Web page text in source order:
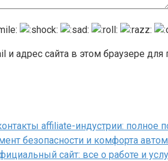
и адрес сайта в этом браузере
affiliate-индустрии: полное
безопасности и комфорта
сайт: все о работе и